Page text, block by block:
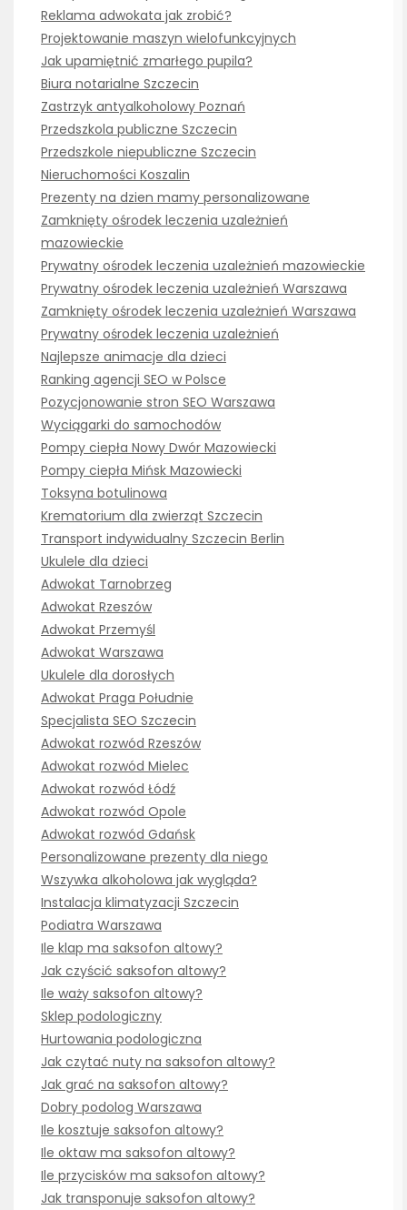
Reklama adwokata jak zrobić?
Projektowanie maszyn wielofunkcyjnych
Jak upamiętnić zmarłego pupila?
Biura notarialne Szczecin
Zastrzyk antyalkoholowy Poznań
Przedszkola publiczne Szczecin
Przedszkole niepubliczne Szczecin
Nieruchomości Koszalin
Prezenty na dzien mamy personalizowane
Zamknięty ośrodek leczenia uzależnień
mazowieckie
Prywatny ośrodek leczenia uzależnień mazowieckie
Prywatny ośrodek leczenia uzależnień Warszawa
Zamknięty ośrodek leczenia uzależnień Warszawa
Prywatny ośrodek leczenia uzależnień
Najlepsze animacje dla dzieci
Ranking agencji SEO w Polsce
Pozycjonowanie stron SEO Warszawa
Wyciągarki do samochodów
Pompy ciepła Nowy Dwór Mazowiecki
Pompy ciepła Mińsk Mazowiecki
Toksyna botulinowa
Krematorium dla zwierząt Szczecin
Transport indywidualny Szczecin Berlin
Ukulele dla dzieci
Adwokat Tarnobrzeg
Adwokat Rzeszów
Adwokat Przemyśl
Adwokat Warszawa
Ukulele dla dorosłych
Adwokat Praga Południe
Specjalista SEO Szczecin
Adwokat rozwód Rzeszów
Adwokat rozwód Mielec
Adwokat rozwód Łódź
Adwokat rozwód Opole
Adwokat rozwód Gdańsk
Personalizowane prezenty dla niego
Wszywka alkoholowa jak wygląda?
Instalacja klimatyzacji Szczecin
Podiatra Warszawa
Ile klap ma saksofon altowy?
Jak czyścić saksofon altowy?
Ile waży saksofon altowy?
Sklep podologiczny
Hurtowania podologiczna
Jak czytać nuty na saksofon altowy?
Jak grać na saksofon altowy?
Dobry podolog Warszawa
Ile kosztuje saksofon altowy?
Ile oktaw ma saksofon altowy?
Ile przycisków ma saksofon altowy?
Jak transponuje saksofon altowy?